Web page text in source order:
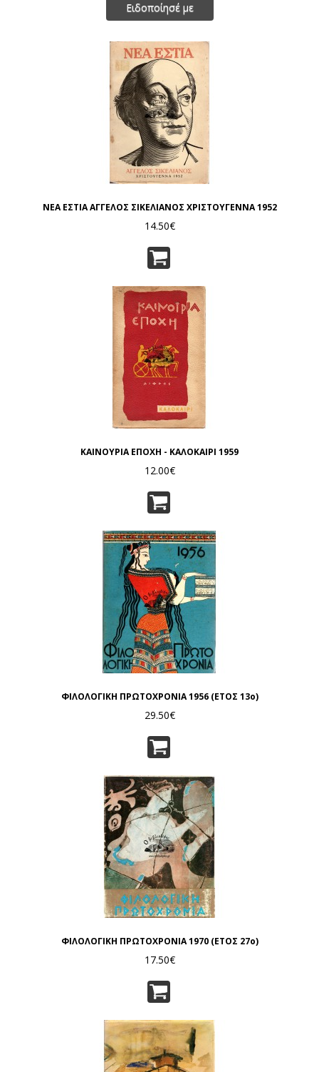
Ειδοποίησέ με
ΝΕΑ ΕΣΤΙΑ ΑΓΓΕΛΟΣ ΣΙΚΕΛΙΑΝΟΣ ΧΡΙΣΤΟΥΓΕΝΝΑ 1952
14.50€
ΚΑΙΝΟΥΡΙΑ ΕΠΟΧΗ - ΚΑΛΟΚΑΙΡΙ 1959
12.00€
ΦΙΛΟΛΟΓΙΚΗ ΠΡΩΤΟΧΡΟΝΙΑ 1956 (ΕΤΟΣ 13ο)
29.50€
ΦΙΛΟΛΟΓΙΚΗ ΠΡΩΤΟΧΡΟΝΙΑ 1970 (ΕΤΟΣ 27ο)
17.50€